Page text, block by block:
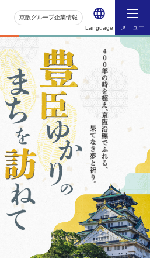
Language メニュー
京阪グループ企業情報